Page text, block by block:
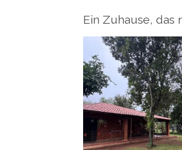
Ein Zuhause, das